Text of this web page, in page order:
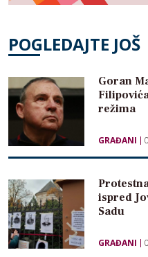
POGLEDAJTE JOŠ
Goran
režima
GRAĐANI
ispred
Sadu
GRAĐANI